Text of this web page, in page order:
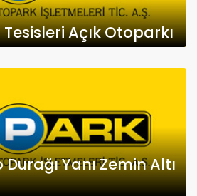
Açık Otoparkı
Yanı Zemin Altı